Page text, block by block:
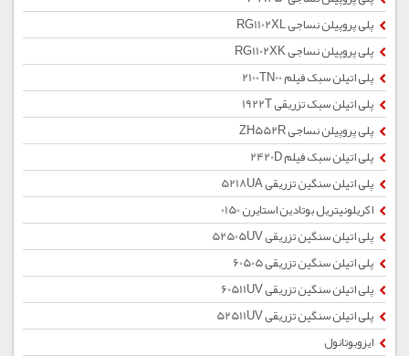
پلی پروپیلن نساجی RG1102XL
پلی پروپیلن نساجی RG1102XK
پلی اتیلن سبک فیلم 2100TN00
پلی اتیلن سبک تزریقی 1922T
پلی پروپیلن نساجی ZH552R
پلی اتیلن سبک فیلم 2420D
پلی اتیلن سنگین تزریقی 5218UA
اکریلونیتریل بوتادین استایرن 0150
پلی اتیلن سنگین تزریقی 52505UV
پلی اتیلن سنگین تزریقی 60505
پلی اتیلن سنگین تزریقی 60511UV
پلی اتیلن سنگین تزریقی 52511UV
ایزوبوتانول